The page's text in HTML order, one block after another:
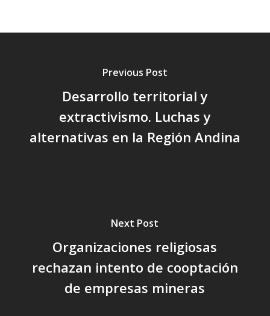
Previous Post
Desarrollo territorial y
extractivismo. Luchas y
alternativas en la Región Andina
Next Post
Organizaciones religiosas
rechazan intento de cooptación
de empresas mineras